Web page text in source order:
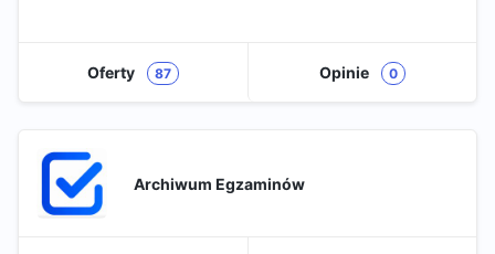
Oferty 87 Opinie 0
Archiwum Egzaminów